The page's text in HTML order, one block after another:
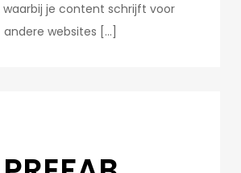
je content schrijft voor
andere websites […]